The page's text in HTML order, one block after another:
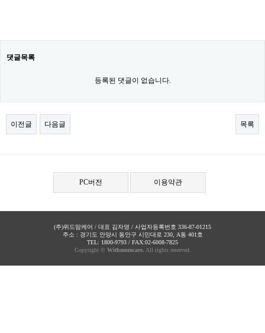
댓글목록
등록된 댓글이 없습니다.
이전글 다음글 목록
PC버전 이용약관
(주)위드맘케어 / 대표 김자영 / 사업자등록번호 336-87-01215
주소 : 경기도 안양시 동안구 시민대로 230, A동 401호
TEL: 1800-9793 / FAX:02-6008-7825
Copyright © Withmomcare. All rights reserved.